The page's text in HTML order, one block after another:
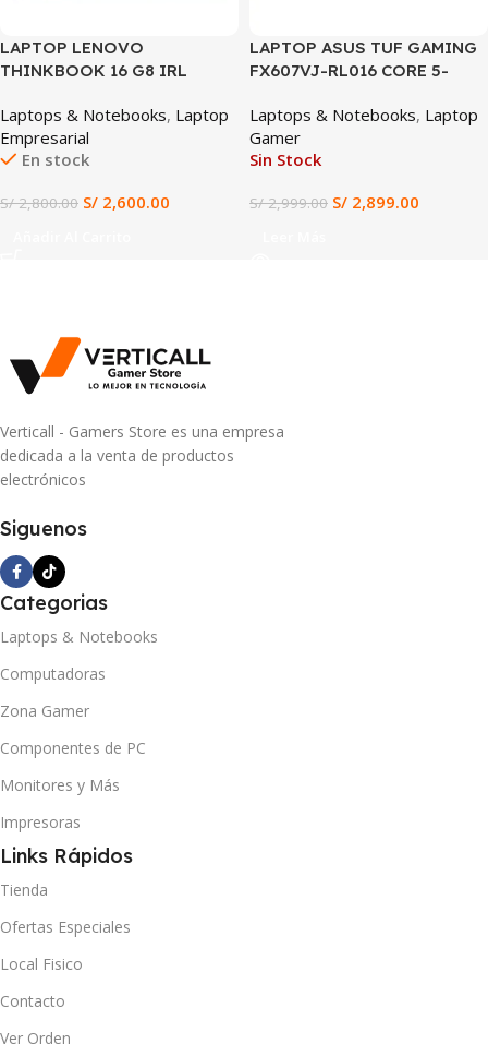
LAPTOP LENOVO
THINKBOOK 16 G8 IRL
DDR5 RAM 512GB SSD 16″
WUXGA IPS (THINKBOOK 16
G8 IRL)
Laptops & Notebooks, Laptop
Empresarial
En stock
S/2,800.00 S/ 2,600.00
LAPTOP ASUS TUF GAMING
FX607VJ-RL016 CORE 5-
RTX 3050 6GB, 16″ WUXGA
Laptops & Notebooks, Laptop
Gamer
Sin Stock
S/2,999.00 S/ 2,899.00
Verticall - Gamers Store es una empresa
dedicada a la venta de productos
electrónicos
Siguenos
Categorias
Laptops & Notebooks
Computadoras
Zona Gamer
Componentes de PC
Monitores y Más
Impresoras
Links Rápidos
Tienda
Ofertas Especiales
Local Fisico
Contacto
Ver Orden